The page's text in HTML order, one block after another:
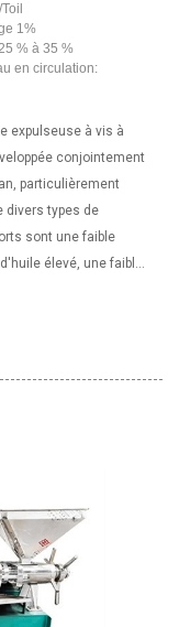
1%
% à 35 %
en circulation:
expulseuse à vis à
conjointement
particulièrement
divers types de
sont une faible
élevé, une faible
Huiles de coupe et
des conditions